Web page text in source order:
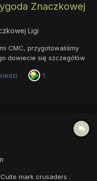
Znaczkowej
Ligi
CMC, przygotowaliśmy
dowiecie się szczegółów
do czytania
domku na drzewie
mógłby usłyszeć
1
mark crusaders .